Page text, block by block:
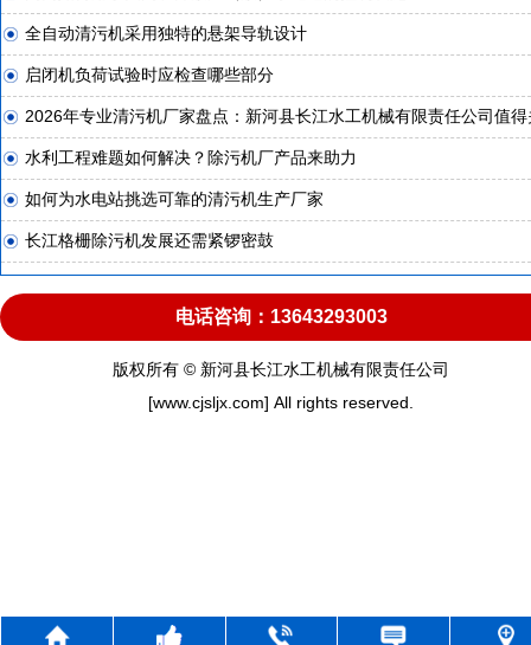
全自动清污机采用独特的悬架导轨设计
启闭机负荷试验时应检查哪些部分
2026年专业清污机厂家盘点：新河县长江水工机械有限责任公司值得
水利工程难题如何解决？除污机厂产品来助力
如何为水电站挑选可靠的清污机生产厂家
长江格栅除污机发展还需紧锣密鼓
电话咨询：13643293003
版权所有 © 新河县长江水工机械有限责任公司
[www.cjsljx.com] All rights reserved.